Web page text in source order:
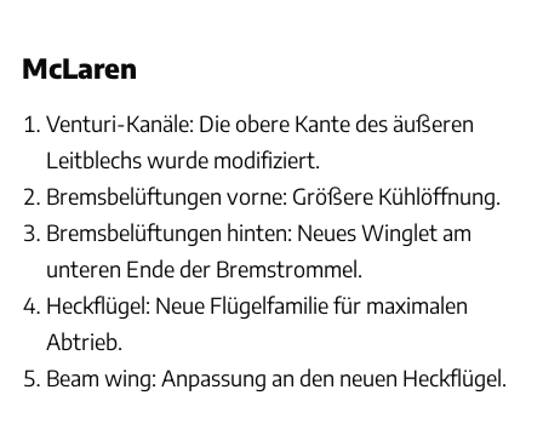
McLaren
Venturi-Kanäle: Die obere Kante des äußeren
Leitblechs wurde modifiziert.
Bremsbelüftungen vorne: Größere Kühlöffnung.
Bremsbelüftungen hinten: Neues Winglet am
unteren Ende der Bremstrommel.
Heckflügel: Neue Flügelfamilie für maximalen
Abtrieb.
Beam wing: Anpassung an den neuen Heckflügel.